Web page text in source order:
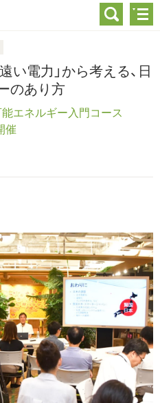
遠い電力」から考える、日
のあり方
能エネルギー入門コース
催